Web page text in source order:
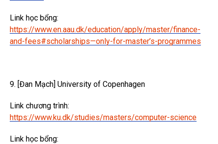
Link học bổng:
https://www.en.aau.dk/education/apply/master/finance-
and-fees#scholarships—only-for-master’s-programmes
9. [Đan Mạch] University of Copenhagen
Link chương trình:
https://www.ku.dk/studies/masters/computer-science
Link học bổng: